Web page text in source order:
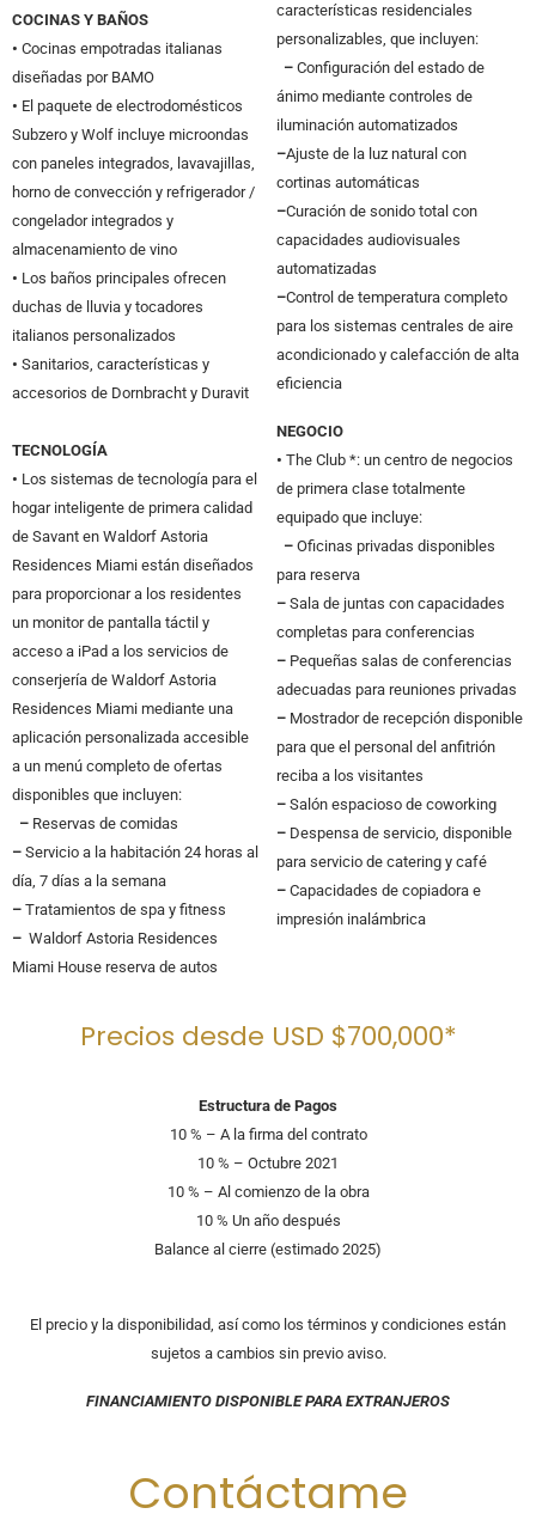
COCINAS Y BAÑOS
• Cocinas empotradas italianas
diseñadas por BAMO
• El paquete de electrodomésticos
Subzero y Wolf incluye microondas
con paneles integrados, lavavajillas,
horno de convección y refrigerador /
congelador integrados y
almacenamiento de vino
• Los baños principales ofrecen
duchas de lluvia y tocadores
italianos personalizados
• Sanitarios, características y
accesorios de Dornbracht y Duravit
TECNOLOGÍA
• Los sistemas de tecnología para el
hogar inteligente de primera calidad
de Savant en Waldorf Astoria
Residences Miami están diseñados
para proporcionar a los residentes
un monitor de pantalla táctil y
acceso a iPad a los servicios de
conserjería de Waldorf Astoria
Residences Miami mediante una
aplicación personalizada accesible
a un menú completo de ofertas
disponibles que incluyen:
– Reservas de comidas
– Servicio a la habitación 24 horas al
día, 7 días a la semana
– Tratamientos de spa y fitness
– Waldorf Astoria Residences
Miami House reserva de autos
características residenciales
personalizables, que incluyen:
– Configuración del estado de
ánimo mediante controles de
iluminación automatizados
–Ajuste de la luz natural con
cortinas automáticas
–Curación de sonido total con
capacidades audiovisuales
automatizadas
–Control de temperatura completo
para los sistemas centrales de aire
acondicionado y calefacción de alta
eficiencia
NEGOCIO
• The Club *: un centro de negocios
de primera clase totalmente
equipado que incluye:
– Oficinas privadas disponibles
para reserva
– Sala de juntas con capacidades
completas para conferencias
– Pequeñas salas de conferencias
adecuadas para reuniones privadas
– Mostrador de recepción disponible
para que el personal del anfitrión
reciba a los visitantes
– Salón espacioso de coworking
– Despensa de servicio, disponible
para servicio de catering y café
– Capacidades de copiadora e
impresión inalámbrica
Precios desde USD $700,000*
Estructura de Pagos
10 % – A la firma del contrato
10 % – Octubre 2021
10 % – Al comienzo de la obra
10 % Un año después
Balance al cierre (estimado 2025)
El precio y la disponibilidad, así como los términos y condiciones están
sujetos a cambios sin previo aviso.
FINANCIAMIENTO DISPONIBLE PARA EXTRANJEROS
Contáctame